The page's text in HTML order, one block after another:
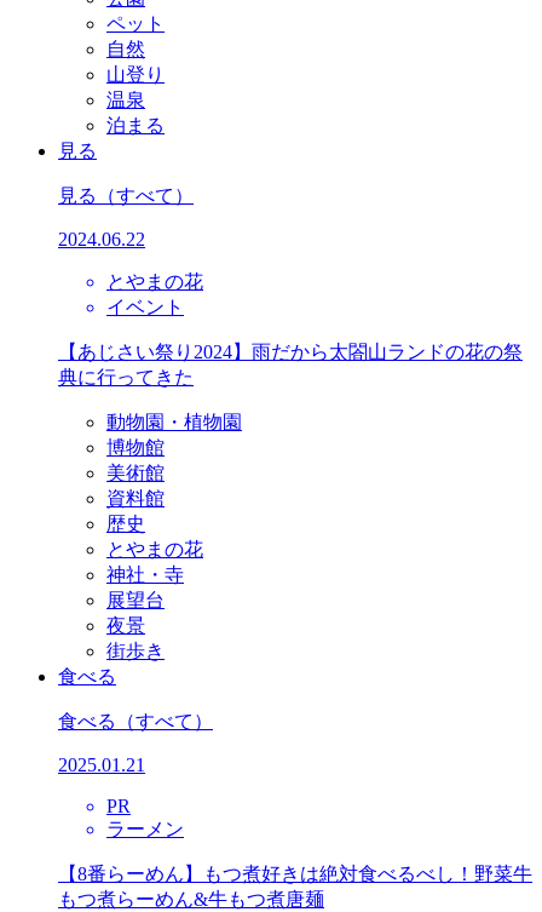
ペット
自然
山登り
温泉
泊まる
見る
見る （すべて）
2024.06.22
とやまの花
イベント
【あじさい祭り2024】雨だから太閤山ランドの花の祭
典に行ってきた
動物園・植物園
博物館
美術館
資料館
歴史
とやまの花
神社・寺
展望台
夜景
街歩き
食べる
食べる （すべて）
2025.01.21
PR
ラーメン
【8番らーめん】もつ煮好きは絶対食べるべし！野菜牛
もつ煮らーめん&牛もつ煮唐麺